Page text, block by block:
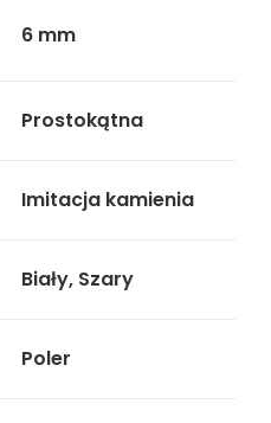
6 mm
Prostokątna
Imitacja kamienia
Biały, Szary
Poler